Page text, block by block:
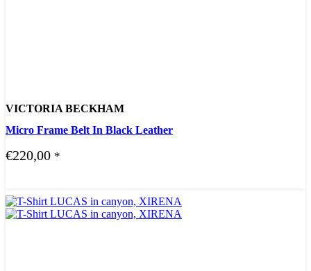
VICTORIA BECKHAM
Micro Frame Belt In Black Leather
€220,00 *